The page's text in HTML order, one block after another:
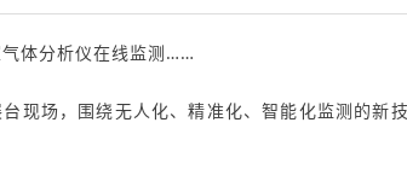
体分析仪在线监测……
现场，围绕无人化、精准化、智能化监测的新